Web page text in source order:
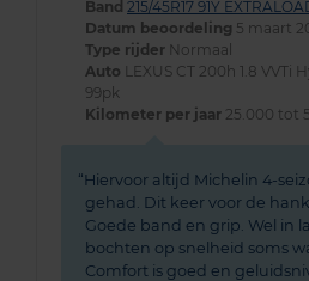
Band 215/45R17 91Y
Datum beoordeling 5 maart
Type rijder Normaal
Auto
LEXUS CT 200h 1.8 VVTi
99pk
Kilometer per jaar 25.000 tot
Hiervoor altijd Michelin 4-
gehad. Dit keer voor de
Goede band en grip. Wel in
bochten op snelheid soms
Comfort is goed en